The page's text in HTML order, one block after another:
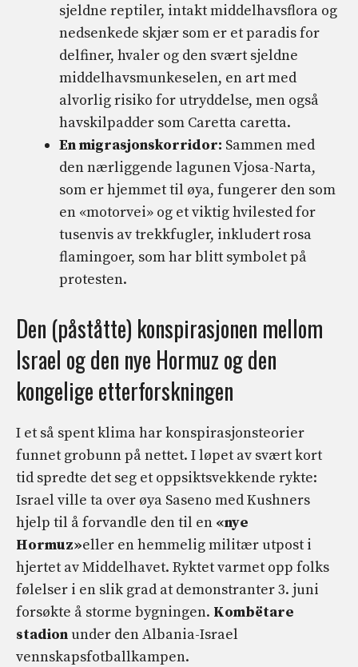
sjeldne reptiler, intakt middelhavsflora og
nedsenkede skjær som er et paradis for
delfiner, hvaler og den svært sjeldne
middelhavsmunkeselen, en art med
alvorlig risiko for utryddelse, men også
havskilpadder som Caretta caretta.
En migrasjonskorridor: Sammen med
den nærliggende lagunen Vjosa-Narta,
som er hjemmet til øya, fungerer den som
en «motorvei» og et viktig hvilested for
tusenvis av trekkfugler, inkludert rosa
flamingoer, som har blitt symbolet på
protesten.
Den (påståtte) konspirasjonen mellom
Israel og den nye Hormuz og den
kongelige etterforskningen
I et så spent klima har konspirasjonsteorier
funnet grobunn på nettet. I løpet av svært kort
tid spredte det seg et oppsiktsvekkende rykte:
Israel ville ta over øya Saseno med Kushners
hjelp til å forvandle den til en «nye
Hormuz»eller en hemmelig militær utpost i
hjertet av Middelhavet. Ryktet varmet opp folks
følelser i en slik grad at demonstranter 3. juni
forsøkte å storme bygningen. Kombëtare
stadion under den Albania-Israel
vennskapsfotballkampen.